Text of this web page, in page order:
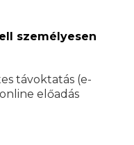
személyesen
távoktatás (e-
előadás